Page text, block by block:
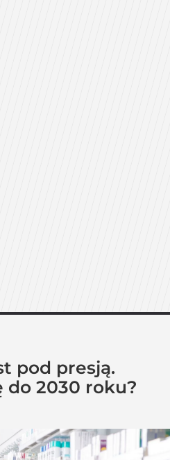
pod presją.
do 2030 roku?